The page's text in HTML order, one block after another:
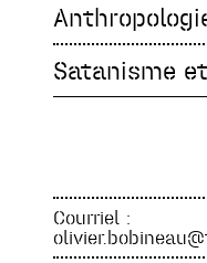
Satanisme
Courriel :